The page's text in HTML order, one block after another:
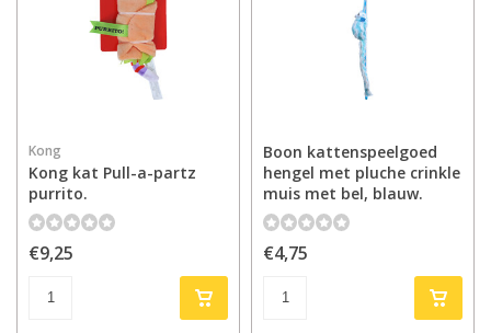
Kong
Kong kat Pull-a-partz
purrito.
€9,25
Boon kattenspeelgoed
hengel met pluche crinkle
muis met bel, blauw.
€4,75